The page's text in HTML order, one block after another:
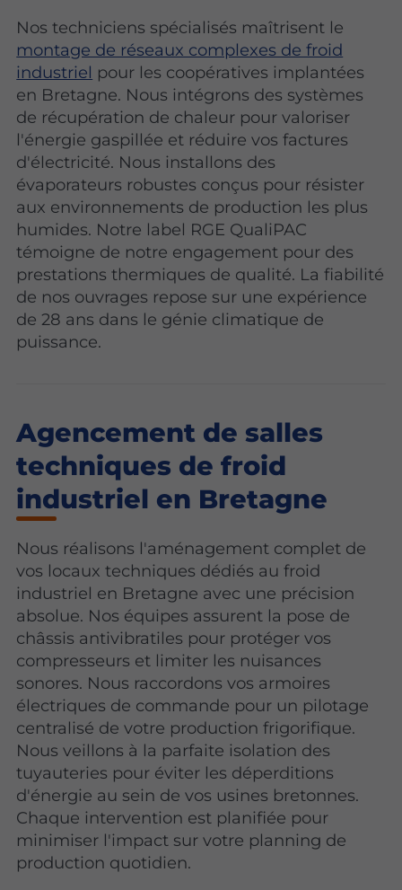
Nos techniciens spécialisés maîtrisent le
montage de réseaux complexes de froid
industriel pour les coopératives implantées
en Bretagne. Nous intégrons des systèmes
de récupération de chaleur pour valoriser
l'énergie gaspillée et réduire vos factures
d'électricité. Nous installons des
évaporateurs robustes conçus pour résister
aux environnements de production les plus
humides. Notre label RGE QualiPAC
témoigne de notre engagement pour des
prestations thermiques de qualité. La fiabilité
de nos ouvrages repose sur une expérience
de 28 ans dans le génie climatique de
puissance.
Agencement de salles
techniques de froid
industriel en Bretagne
Nous réalisons l'aménagement complet de
vos locaux techniques dédiés au froid
industriel en Bretagne avec une précision
absolue. Nos équipes assurent la pose de
châssis antivibratiles pour protéger vos
compresseurs et limiter les nuisances
sonores. Nous raccordons vos armoires
électriques de commande pour un pilotage
centralisé de votre production frigorifique.
Nous veillons à la parfaite isolation des
tuyauteries pour éviter les déperditions
d'énergie au sein de vos usines bretonnes.
Chaque intervention est planifiée pour
minimiser l'impact sur votre planning de
production quotidien.